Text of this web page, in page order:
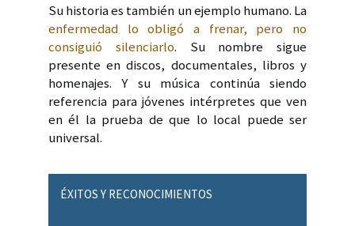
Su historia es también un ejemplo humano. La
enfermedad lo obligó a frenar, pero no
consiguió silenciarlo. Su nombre sigue
presente en discos, documentales, libros y
homenajes. Y su música continúa siendo
referencia para jóvenes intérpretes que ven
en él la prueba de que lo local puede ser
universal.
ÉXITOS Y RECONOCIMIENTOS